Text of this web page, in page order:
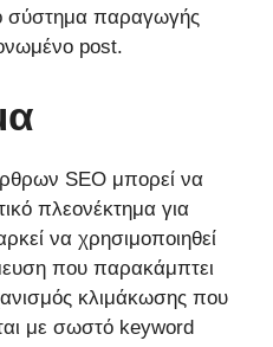
σύστημα παραγωγής
post.
SEO μπορεί να
πλεονέκτημα για
να χρησιμοποιηθεί
που παρακάμπτει
κλιμάκωσης που
με σωστό keyword